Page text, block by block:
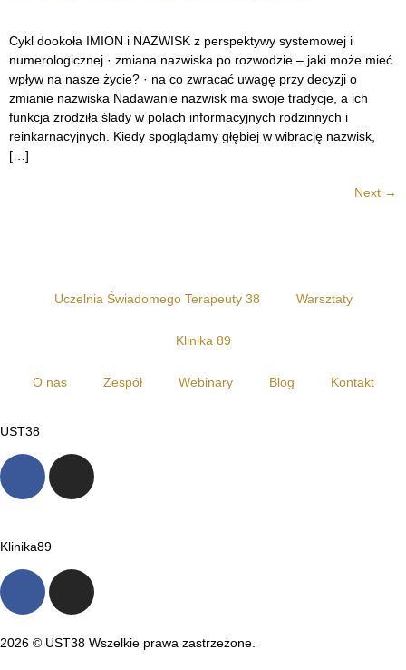
Cykl dookoła IMION i NAZWISK z perspektywy systemowej i
numerologicznej · zmiana nazwiska po rozwodzie – jaki może mieć
wpływ na nasze życie? · na co zwracać uwagę przy decyzji o
zmianie nazwiska Nadawanie nazwisk ma swoje tradycje, a ich
funkcja zrodziła ślady w polach informacyjnych rodzinnych i
reinkarnacyjnych. Kiedy spoglądamy głębiej w wibrację nazwisk,
[…]
Next →
Uczelnia Świadomego Terapeuty 38 Warsztaty
Klinika 89
O nas Zespół Webinary Blog Kontakt
UST38
Klinika89
2026 © UST38 Wszelkie prawa zastrzeżone.